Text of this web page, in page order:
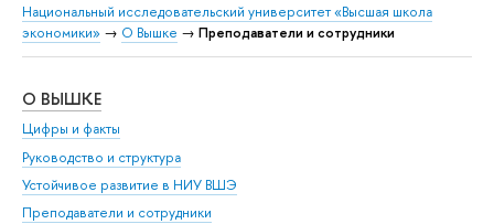
Национальный исследовательский университет «Высшая школа
экономики» → О Вышке → Преподаватели и сотрудники
О ВЫШКЕ
Цифры и факты
Руководство и структура
Устойчивое развитие в НИУ ВШЭ
Преподаватели и сотрудники